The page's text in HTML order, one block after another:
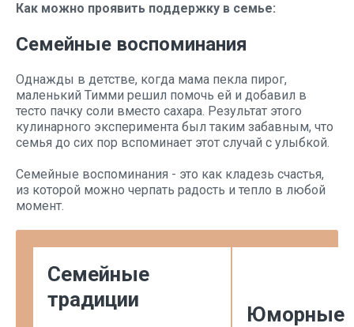
Как можно проявить поддержку в семье:
Семейные воспоминания
Однажды в детстве, когда мама пекла пирог,
маленький Тимми решил помочь ей и добавил в
тесто пачку соли вместо сахара. Результат этого
кулинарного эксперимента был таким забавным, что
семья до сих пор вспоминает этот случай с улыбкой.
Семейные воспоминания - это как кладезь счастья,
из которой можно черпать радость и тепло в любой
момент.
Семейные
традиции
Юморные